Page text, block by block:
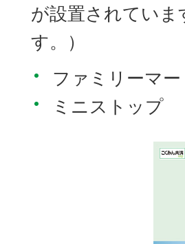
が設置されていま
す。）
ファミリーマー
ミニストップ